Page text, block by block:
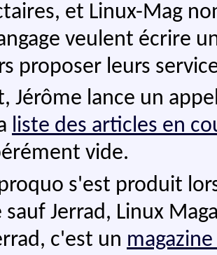
et Linux-Mag
veulent écrire
proposer leurs
Jérôme lance un
liste des articles en
vide.
s'est produit
Jerrad, Linux
c'est un